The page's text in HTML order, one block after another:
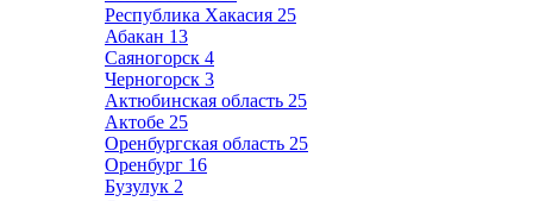
Республика Хакасия 25
Абакан 13
Саяногорск 4
Черногорск 3
Актюбинская область 25
Актобе 25
Оренбургская область 25
Оренбург 16
Бузулук 2